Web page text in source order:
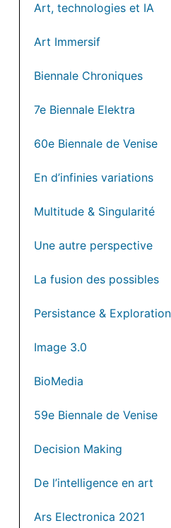
Art, technologies et IA
Art Immersif
Biennale Chroniques
7e Biennale Elektra
60e Biennale de Venise
En d’infinies variations
Multitude & Singularité
Une autre perspective
La fusion des possibles
Persistance & Exploration
Image 3.0
BioMedia
59e Biennale de Venise
Decision Making
De l’intelligence en art
Ars Electronica 2021